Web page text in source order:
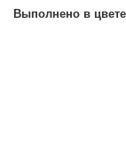
Выполнено в